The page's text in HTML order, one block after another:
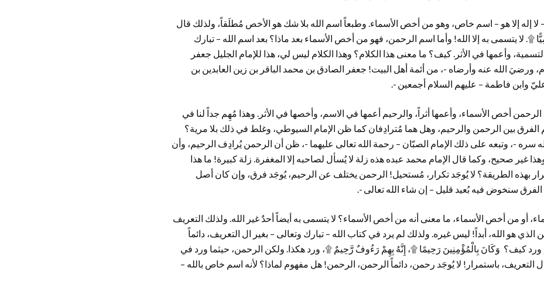
إله إلا هو – اسم خاص، وهو من أخص الأسماء. وطبعاً اسم الله بلا شك هو الأخص مُطلَقاً، ولذلك قال
۩. لا يتسمى به إلا الله! وأما اسم الرحمن، فهو من أخص الأسماء بعد ماذا؟ بعد اسم الله – تبارك
وأعمها في الأثر. كيف؟ ما معنى هذا الكلام؟ وهذا الكلام ليس لي، هذا للإمام الجليل جعفر
ورضيَ الله عنه وأرضاه -، من أئمة أهل البيت! جعفر الصادق بن محمد الباقر بن زين العابدين بن
وابن فاطمة – عليهم السلام أجمعين -.
أخص الأسماء، وأعمها أثراً، والرحيم أعمها في الاسم، وأخصها في الأثر. وهذا مُهِم جداً لنا في
الفرق بين الرحمن والرحيم، وهل هما مُترادِفان كما ظن الإمام السيوطي، وغلط في ذلك بلا مرية؟
-، وتبعه على ذلك الإمام الصبّان – رحمة الله تعالى عليهما -، ظن أن الرحمن يُرادِف الرحيم، وأن
غير صحيح، وكما قال الإمام محمد عبده هذه زلة لا يُسأل لصاحبه إلا المغفرة. زلة كبيرة! ما هذا
بهذه الطريقة؟ لا يُوجَد تكرار، مُستحيل! الرحمن يختلف عن الرحيم، يُوجَد فرق، وإن كان أصل
الفرق سنخوض فيه بُعيد قليل – إن شاء الله تعالى -.
أو من أخص الأسماء، ما معنى أنه من أخص الأسماء؟ لا يتسمى به أيضاً أحدٌ غير الله. ولذلك التعريف
الذي هو الله، أبداً! ليس غيره. ولذلك لم يرد في كتاب الله – تبارك وتعالى – بغير ال التعريف، دائماً
كيف؟ وَكَانَ بِالْمُؤْمِنِينَ رَحِيمًا ۩، إِنَّهُ بِهِمْ رَءُوفٌ رَّحِيمٌ ۩، ورد هكذا. ولكن الرحمن، حيثما ورد في
التعريف، باستمرار! لا يُوجَد رحمن، دائماً الرحمن، الرحمن! هل مفهوم لماذا؟ لأنه اسم خاص بالله –